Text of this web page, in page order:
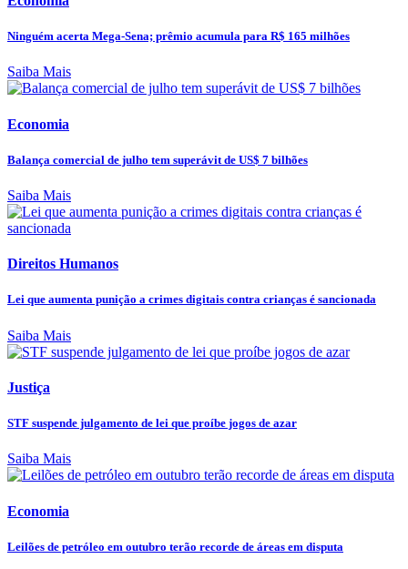
Ninguém acerta Mega-Sena; prêmio acumula para R$ 165 milhões
Saiba Mais
Economia
Balança comercial de julho tem superávit de US$ 7 bilhões
Saiba Mais
Direitos Humanos
Lei que aumenta punição a crimes digitais contra crianças é sancionada
Saiba Mais
Justiça
STF suspende julgamento de lei que proíbe jogos de azar
Saiba Mais
Economia
Leilões de petróleo em outubro terão recorde de áreas em disputa